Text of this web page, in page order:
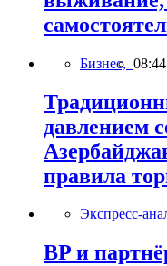
Бизнес, 08:44
давлением
правила
Экспресс-
BP и